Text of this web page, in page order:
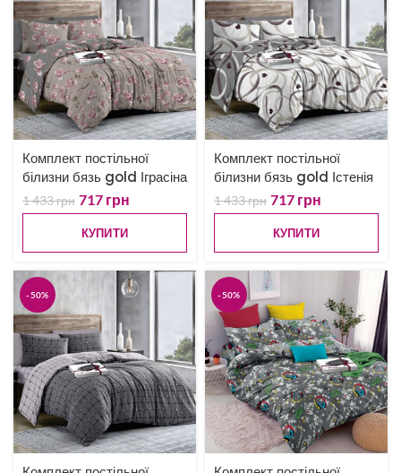
Комплект постільної
білизни бязь gold Іграсіна
1 433грн 717 грн
КУПИТИ
Комплект постільної
білизни бязь gold Істенія
1 433грн 717 грн
КУПИТИ
-50% -50%